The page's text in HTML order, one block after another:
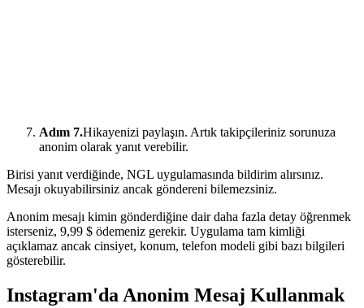
Adım 7.Hikayenizi paylaşın. Artık takipçileriniz sorunuza
anonim olarak yanıt verebilir.
Birisi yanıt verdiğinde, NGL uygulamasında bildirim alırsınız.
Mesajı okuyabilirsiniz ancak göndereni bilemezsiniz.
Anonim mesajı kimin gönderdiğine dair daha fazla detay öğrenmek
isterseniz, 9,99 $ ödemeniz gerekir. Uygulama tam kimliği
açıklamaz ancak cinsiyet, konum, telefon modeli gibi bazı bilgileri
gösterebilir.
Instagram'da Anonim Mesaj Kullanmak